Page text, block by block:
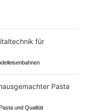
und Qualität